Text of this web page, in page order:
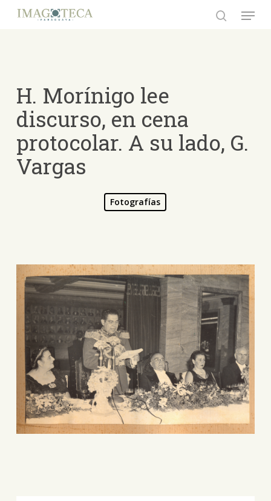
Menu
H. Morínigo lee
discurso, en cena
protocolar. A su lado, G.
Vargas
Fotografías